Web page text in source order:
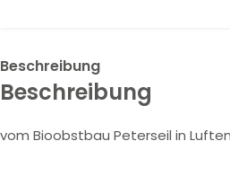
Beschreibung
Beschreibung
vom Bioobstbau Peterseil in